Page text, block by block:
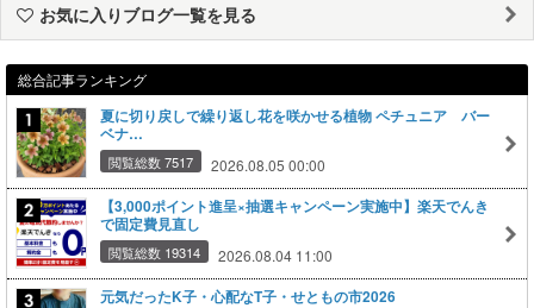
お気に入りブログ一覧を見る
総合記事ランキング
夏に切り戻しで繰り返し花を咲かせる植物 ペチュニア バー
ベナ…
閲覧総数 7517 2026.08.05 00:00
【3,000ポイント進呈×抽選キャンペーン実施中】楽天でんき
で固定費見直し
閲覧総数 19314 2026.08.04 11:00
元気だったK子・心配なT子・せともの市2026